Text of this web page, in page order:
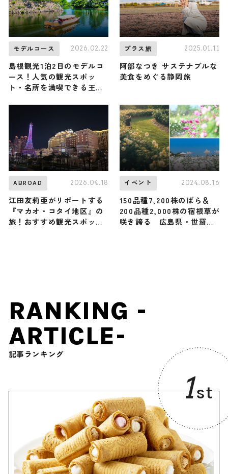
モデルコース 2026.02.22
島根観光1泊2日のモデルコ
ース！人気の観光スポッ
ト・名所を満喫できる王道
プラス旅 2025.01.11
阿部なつき サステナブルな
美食をめぐる静岡旅
ABROAD 2026.04.18
江田友莉亜がリポートする
『マカオ・コタイ地区』の
旅！おすすめ観光スポット
イベント 2024.08.16
150品種7,200株のばら＆
200品種2,000株の宿根草が
咲き誇る 広島県・世羅高
RANKING -
ARTICLE-
記事ランキング
1st